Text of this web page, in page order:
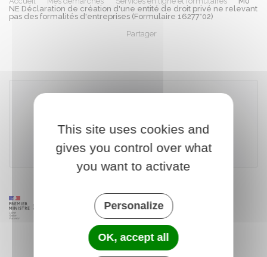
NE Déclaration de création d'une entité de droit privé ne relevant
pas des formalités d'entreprises (Formulaire 16277*02)
Partager
Ministère chargé de l'économie
This site uses cookies and
gives you control over what
you want to activate
Personalize
OK, accept all